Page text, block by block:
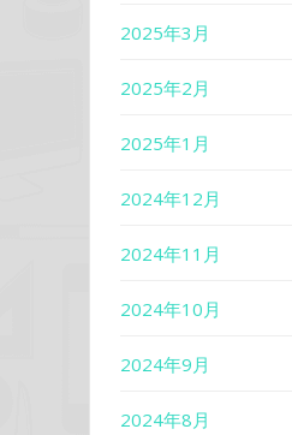
2025年3月
2025年2月
2025年1月
2024年12月
2024年11月
2024年10月
2024年9月
2024年8月